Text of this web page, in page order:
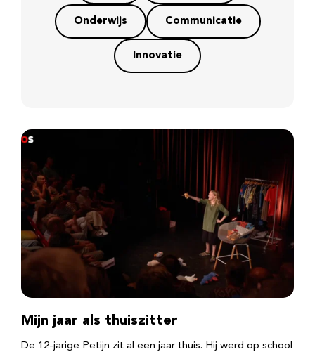
Onderwijs Communicatie
Innovatie
Mijn jaar als thuiszitter
De 12-jarige Petijn zit al een jaar thuis. Hij werd op school